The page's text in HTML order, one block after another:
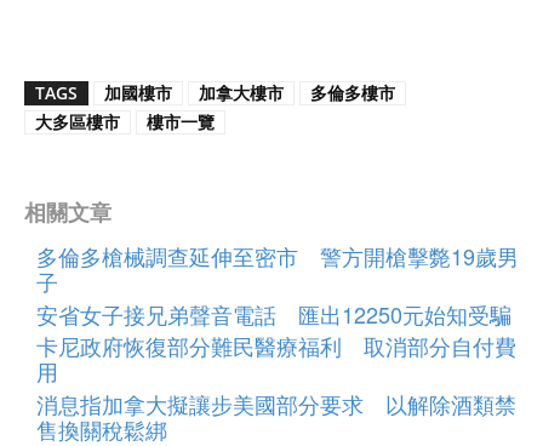
TAGS 加國樓市 加拿大樓市
多倫多樓市
大多區樓市
樓市一覽
相關文章
多倫多槍械調查延伸至密市 警方開槍擊斃19歲男
子
安省女子接兄弟聲音電話 匯出12250元始知受騙
卡尼政府恢復部分難民醫療福利 取消部分自付費
用
消息指加拿大擬讓步美國部分要求 以解除酒類禁
售換關稅鬆綁